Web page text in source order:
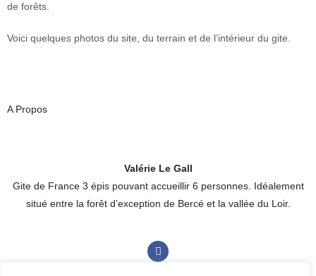
de forêts.
Voici quelques photos du site, du terrain et de l’intérieur du gite.
A Propos
Valérie Le Gall
Gite de France 3 épis pouvant accueillir 6 personnes. Idéalement
situé entre la forêt d’exception de Bercé et la vallée du Loir.